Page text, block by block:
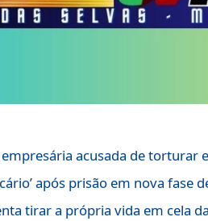
acusada de torturar
após prisão em nova fase
tirar a própria vida em cela